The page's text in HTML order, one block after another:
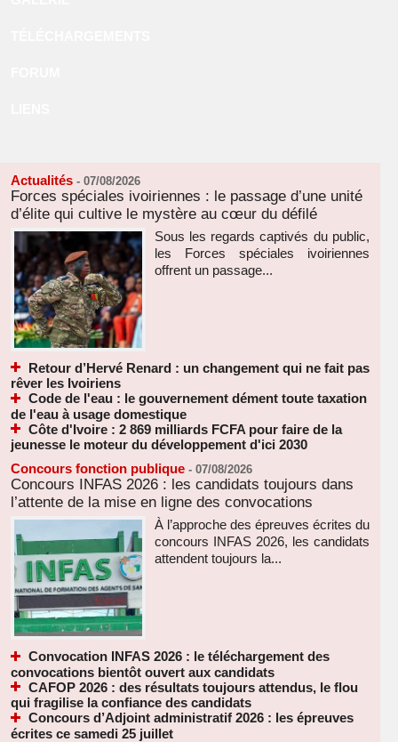
Actualités - 07/08/2026
Forces spéciales ivoiriennes : le passage d’une unité
d’élite qui cultive le mystère au cœur du défilé
Sous les regards captivés du public,
les Forces spéciales ivoiriennes
offrent un passage...
Retour d’Hervé Renard : un changement qui ne fait pas
rêver les Ivoiriens
Code de l'eau : le gouvernement dément toute taxation
de l'eau à usage domestique
Côte d'Ivoire : 2 869 milliards FCFA pour faire de la
jeunesse le moteur du développement d'ici 2030
Concours fonction publique - 07/08/2026
Concours INFAS 2026 : les candidats toujours dans
l’attente de la mise en ligne des convocations
À l’approche des épreuves écrites du
concours INFAS 2026, les candidats
attendent toujours la...
Convocation INFAS 2026 : le téléchargement des
convocations bientôt ouvert aux candidats
CAFOP 2026 : des résultats toujours attendus, le flou
qui fragilise la confiance des candidats
Concours d’Adjoint administratif 2026 : les épreuves
écrites ce samedi 25 juillet